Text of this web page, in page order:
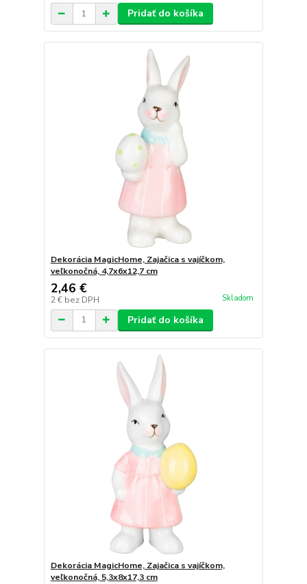
Pridať do košíka
Dekorácia MagicHome, Zajačica s vajíčkom,
veľkonočná, 4,7x6x12,7 cm
2,46 €
2 € bez DPH Skladom
Pridať do košíka
Dekorácia MagicHome, Zajačica s vajíčkom,
veľkonočná, 5,3x8x17,3 cm